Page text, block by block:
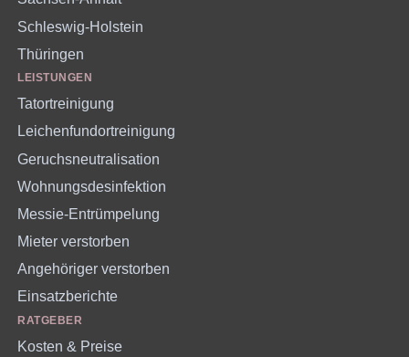
Schleswig-Holstein
Thüringen
LEISTUNGEN
Tatortreinigung
Leichenfundortreinigung
Geruchsneutralisation
Wohnungsdesinfektion
Messie-Entrümpelung
Mieter verstorben
Angehöriger verstorben
Einsatzberichte
RATGEBER
Kosten & Preise